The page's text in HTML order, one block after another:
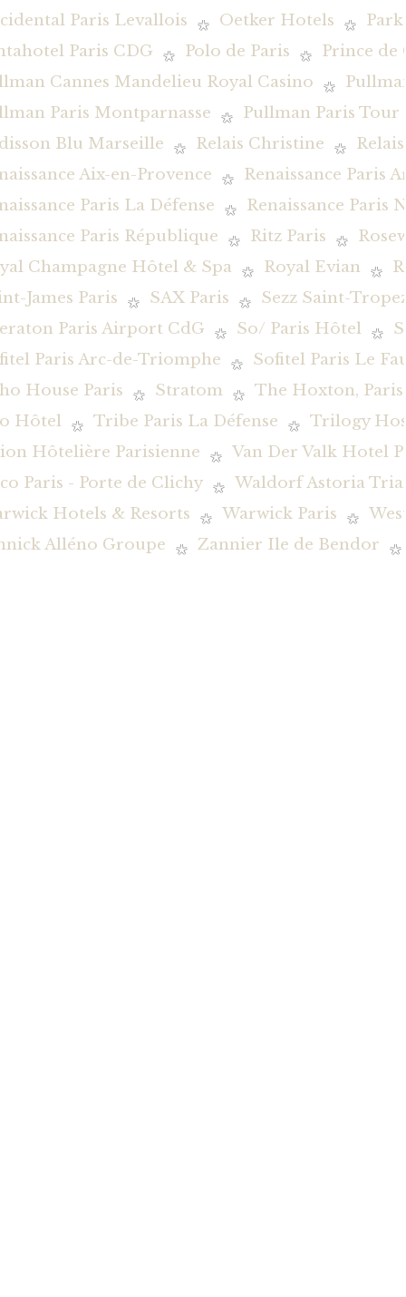
Paris Levallois Oetker Hotels
Paris CDG
Polo de Paris
Prince de
Cannes Mandelieu Royal Casino
Paris Montparnasse
Pullman Paris Tour
Blu Marseille
Relais Christine
Aix-en-Provence
Renaissance Paris
Paris La Défense
Renaissance Paris
Paris République
Ritz Paris
Champagne Hôtel & Spa
Royal Evian
James Paris
SAX Paris
Sezz Saint-
Paris Airport CdG
So/ Paris Hôtel
Paris Arc-de-Triomphe
Sofitel Paris Le
House Paris
Stratom
The Hoxton, Paris
Hôtel
Tribe Paris La Défense
Trilogy
Hôtelière Parisienne
Van Der Valk Hotel
Paris - Porte de Clichy
Waldorf Astoria
Hotels & Resorts
Warwick Paris
Alléno Groupe
Zannier Ile de Bendor